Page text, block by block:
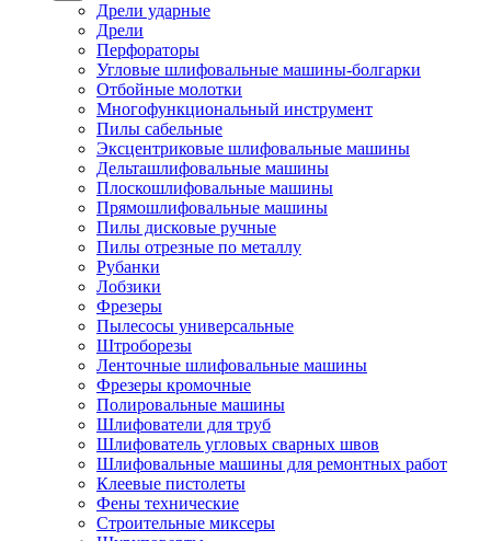
Дрели ударные
Дрели
Перфораторы
Угловые шлифовальные машины-болгарки
Отбойные молотки
Многофункциональный инструмент
Пилы сабельные
Эксцентриковые шлифовальные машины
Дельташлифовальные машины
Плоскошлифовальные машины
Прямошлифовальные машины
Пилы дисковые ручные
Пилы отрезные по металлу
Рубанки
Лобзики
Фрезеры
Пылесосы универсальные
Штроборезы
Ленточные шлифовальные машины
Фрезеры кромочные
Полировальные машины
Шлифователи для труб
Шлифователь угловых сварных швов
Шлифовальные машины для ремонтных работ
Клеевые пистолеты
Фены технические
Строительные миксеры